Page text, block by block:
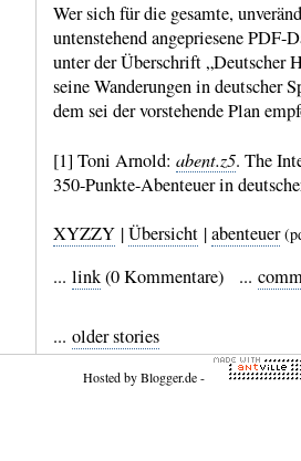
Wer sich für die gesamte,
unten­stehend angeprie­sene
unter der Über­schrift „Deut­scher
seine Wande­rungen in deut­scher
dem sei der vorste­hende Plan
[1] Toni Arnold: abent.z5. The
350-​Punkte-​Aben­teuer in
XYZZY |Übersicht |abenteuer
... link(0 Kommentare) ...
... older stories
Hosted byBlogger.de-